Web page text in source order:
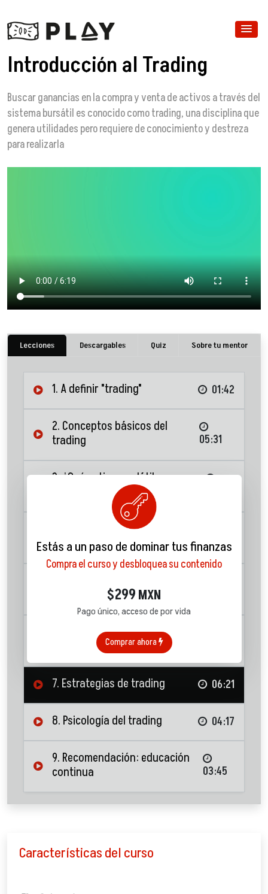
Introducción al Trading
Buscar ganancias en la compra y venta de activos a través del
sistema bursátil es conocido como trading, una disciplina que
genera utilidades pero requiere de conocimiento y destreza
para realizarla
Lecciones Descargables Quiz Sobre tu mentor
1. A definir "trading" 01:42
2. Conceptos básicos del
trading
05:31
3. ¿Qué activos volátiles se
pueden tradear?
4. Herramientas para un mejor
trading
05:37
6. Herramientas de trading:
7. Estrategias de trading 06:21
8. Psicología del trading 04:17
9. Recomendación: educación
continua
03:45
Estás a un paso de dominar tus finanzas
Compra el curso y desbloquea su contenido
$299 MXN
Pago único, acceso de por vida
Comprar ahora
Características del curso